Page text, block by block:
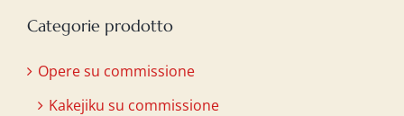
Categorie prodotto
Opere su commissione
Kakejiku su commissione